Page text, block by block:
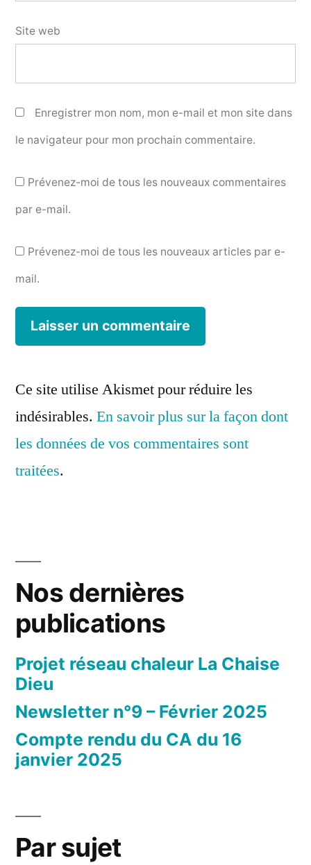
Site web
Enregistrer mon nom, mon e-mail et mon site dans
le navigateur pour mon prochain commentaire.
Prévenez-moi de tous les nouveaux commentaires
par e-mail.
Prévenez-moi de tous les nouveaux articles par e-
mail.
Ce site utilise Akismet pour réduire les
indésirables. En savoir plus sur la façon dont
les données de vos commentaires sont
traitées.
Nos dernières
publications
Projet réseau chaleur La Chaise
Dieu
Newsletter n°9 – Février 2025
Compte rendu du CA du 16
janvier 2025
Par sujet